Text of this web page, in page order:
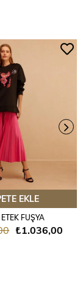
EKLE
FUŞYA
₺1.036,00